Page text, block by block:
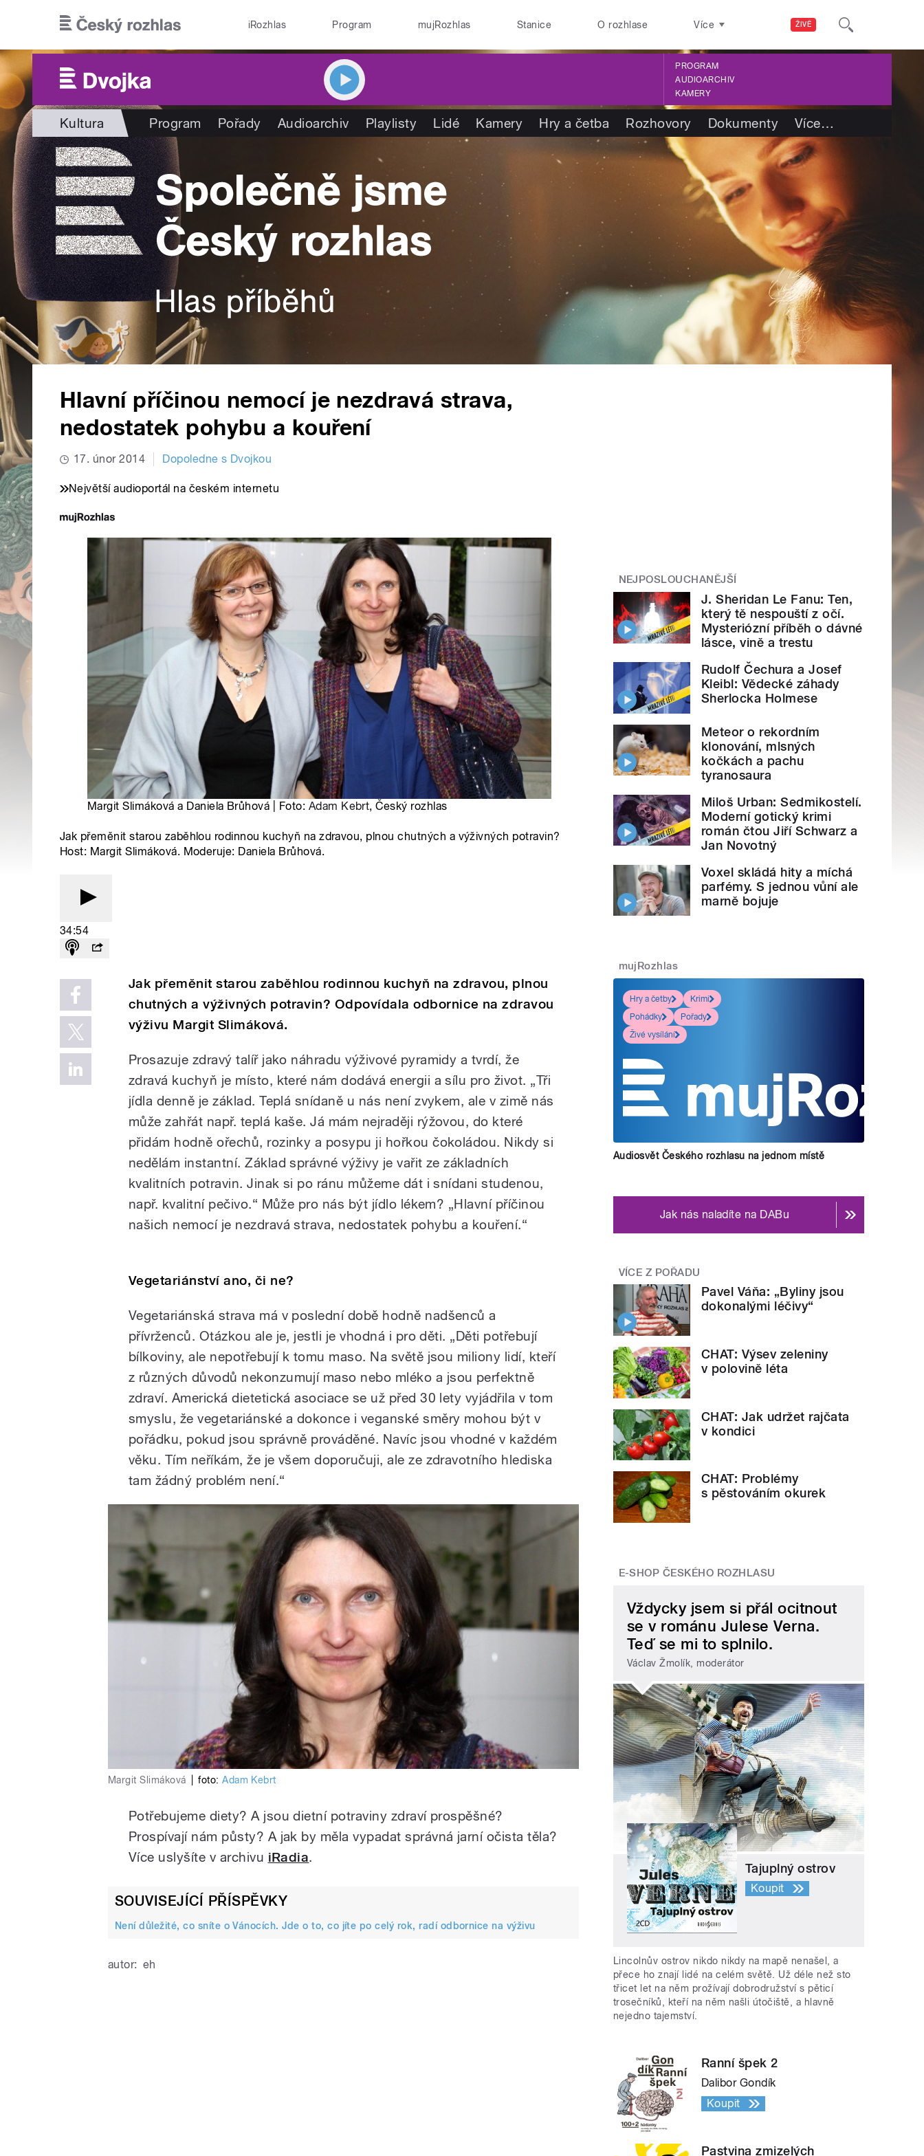
ŽIVĚ
iRozhlas Program mujRozhlas Stanice O rozhlase Více
PROGRAM
AUDIOARCHIV
KAMERY
Kultura Program Pořady Audioarchiv Playlisty Lidé Kamery Hry a četba Rozhovory Dokumenty Více…
Hlavní příčinou nemocí je nezdravá strava,
nedostatek pohybu a kouření
17. únor 2014 Dopoledne s Dvojkou
Největší audioportál na českém internetu
Margit Slimáková a Daniela Brůhová | Foto: Adam Kebrt, Český rozhlas
Jak přeměnit starou zaběhlou rodinnou kuchyň na zdravou, plnou chutných a výživných potravin?
Host: Margit Slimáková. Moderuje: Daniela Brůhová.
34:54
Jak přeměnit starou zaběhlou rodinnou kuchyň na zdravou, plnou
chutných a výživných potravin? Odpovídala odbornice na zdravou
výživu Margit Slimáková.
Prosazuje zdravý talíř jako náhradu výživové pyramidy a tvrdí, že
zdravá kuchyň je místo, které nám dodává energii a sílu pro život. „Tři
jídla denně je základ. Teplá snídaně u nás není zvykem, ale v zimě nás
může zahřát např. teplá kaše. Já mám nejraději rýžovou, do které
přidám hodně ořechů, rozinky a posypu ji hořkou čokoládou. Nikdy si
nedělám instantní. Základ správné výživy je vařit ze základních
kvalitních potravin. Jinak si po ránu můžeme dát i snídani studenou,
např. kvalitní pečivo.“ Může pro nás být jídlo lékem? „Hlavní příčinou
našich nemocí je nezdravá strava, nedostatek pohybu a kouření.“
Vegetariánství ano, či ne?
Vegetariánská strava má v poslední době hodně nadšenců a
přívrženců. Otázkou ale je, jestli je vhodná i pro děti. „Děti potřebují
bílkoviny, ale nepotřebují k tomu maso. Na světě jsou miliony lidí, kteří
z různých důvodů nekonzumují maso nebo mléko a jsou perfektně
zdraví. Americká dietetická asociace se už před 30 lety vyjádřila v tom
smyslu, že vegetariánské a dokonce i veganské směry mohou být v
pořádku, pokud jsou správně prováděné. Navíc jsou vhodné v každém
věku. Tím neříkám, že je všem doporučuji, ale ze zdravotního hlediska
tam žádný problém není.“
Margit Slimáková foto:Adam Kebrt
Potřebujeme diety? A jsou dietní potraviny zdraví prospěšné?
Prospívají nám půsty? A jak by měla vypadat správná jarní očista těla?
Více uslyšíte v archivu iRadia.
SOUVISEJÍCÍ PŘÍSPĚVKY
Není důležité, co sníte o Vánocích. Jde o to, co jíte po celý rok, radí odbornice na výživu
autor: eh
NEJPOSLOUCHANĚJŠÍ
J. Sheridan Le Fanu: Ten,
který tě nespouští z očí.
Mysteriózní příběh o dávné
lásce, vině a trestu
Rudolf Čechura a Josef
Kleibl: Vědecké záhady
Sherlocka Holmese
Meteor o rekordním
klonování, mlsných
kočkách a pachu
tyranosaura
Miloš Urban: Sedmikostelí.
Moderní gotický krimi
román čtou Jiří Schwarz a
Jan Novotný
Voxel skládá hity a míchá
parfémy. S jednou vůní ale
marně bojuje
mujRozhlas
Hry a četby
Krimi
Pohádky
Pořady
Živé vysílání
Audiosvět Českého rozhlasu na jednom místě
Jak nás naladíte na DABu
VÍCE Z POŘADU
Pavel Váňa: „Byliny jsou
dokonalými léčivy“
CHAT: Výsev zeleniny
v polovině léta
CHAT: Jak udržet rajčata
v kondici
CHAT: Problémy
s pěstováním okurek
E-SHOP ČESKÉHO ROZHLASU
Vždycky jsem si přál ocitnout
se v románu Julese Verna.
Teď se mi to splnilo.
Václav Žmolík, moderátor
Tajuplný ostrov
Koupit
Lincolnův ostrov nikdo nikdy na mapě nenašel, a
přece ho znají lidé na celém světě. Už déle než sto
třicet let na něm prožívají dobrodružství s pěticí
trosečníků, kteří na něm našli útočiště, a hlavně
nejedno tajemství.
Ranní špek 2
Dalibor Gondík
Koupit
Pastvina zmizelých